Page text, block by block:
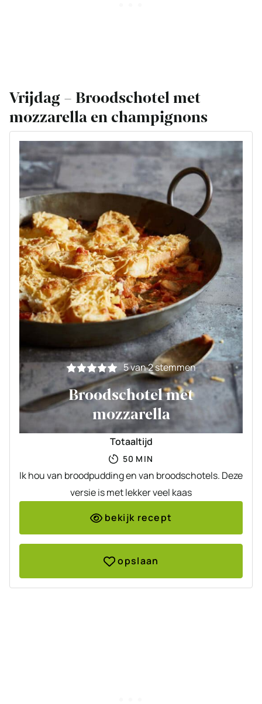
Vrijdag – Broodschotel met
mozzarella en champignons
5van2stemmen
Broodschotel met
mozzarella
Totaaltijd
50 MINUTEN
MIN
Ik hou van broodpudding en van broodschotels. Deze
versie is met lekker veel kaas
bekijk recept
opslaan